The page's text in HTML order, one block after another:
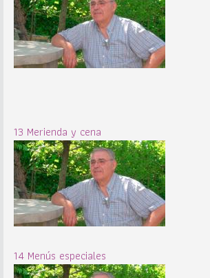
13 Merienda y cena
14 Menús especiales